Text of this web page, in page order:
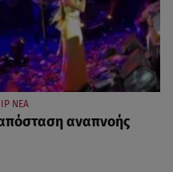
ΝΕΑ
αναπνοής